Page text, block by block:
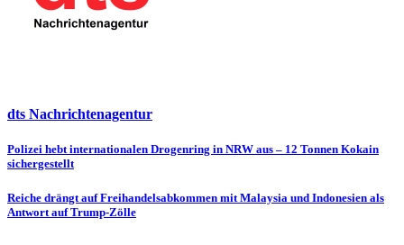
dts Nachrichtenagentur
Beitragsnavigation
Polizei hebt internationalen Drogenring in NRW aus – 12 Tonnen Kokain
sichergestellt
Reiche drängt auf Freihandelsabkommen mit Malaysia und Indonesien als
Antwort auf Trump-Zölle